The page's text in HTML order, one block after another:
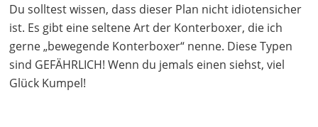
Du solltest wissen, dass dieser Plan nicht idiotensicher
ist. Es gibt eine seltene Art der Konterboxer, die ich
gerne „bewegende Konterboxer“ nenne. Diese Typen
sind GEFÄHRLICH! Wenn du jemals einen siehst, viel
Glück Kumpel!